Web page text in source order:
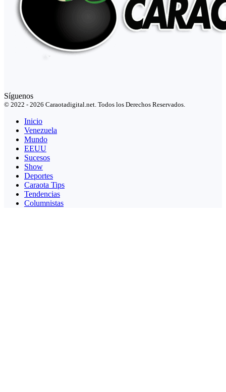
Síguenos
© 2022 - 2026 Caraotadigital.net. Todos los Derechos Reservados.
Inicio
Venezuela
Mundo
EEUU
Sucesos
Show
Deportes
Caraota Tips
Tendencias
Columnistas